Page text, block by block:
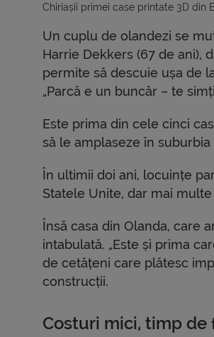
Chiriașii primei case printate 3D din
Un cuplu de olandezi se
Harrie Dekkers (67 de ani),
permite să descuie ușa de
„Parcă e un buncăr – te
Este prima din cele cinci
să le amplaseze în
În ultimii doi ani, locuințe
Statele Unite, dar mai
Însă casa din Olanda, care
intabulată. „Este și prima
de cetățeni care plătesc
construcții.
Costuri mici, timp